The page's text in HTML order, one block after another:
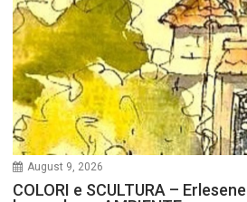
August 9, 2026
COLORI e SCULTURA –